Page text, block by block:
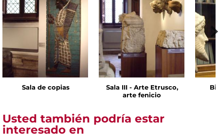
Sala de copias
Sala III - Arte Etrusco,
arte fenicio
Usted también podría estar
interesado en